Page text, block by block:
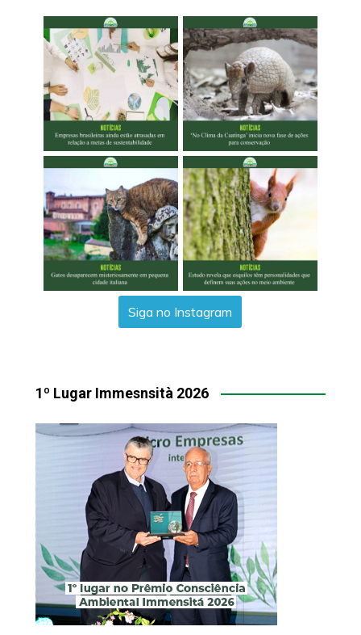
Siga no Instagram
1º Lugar Immesnsità 2026